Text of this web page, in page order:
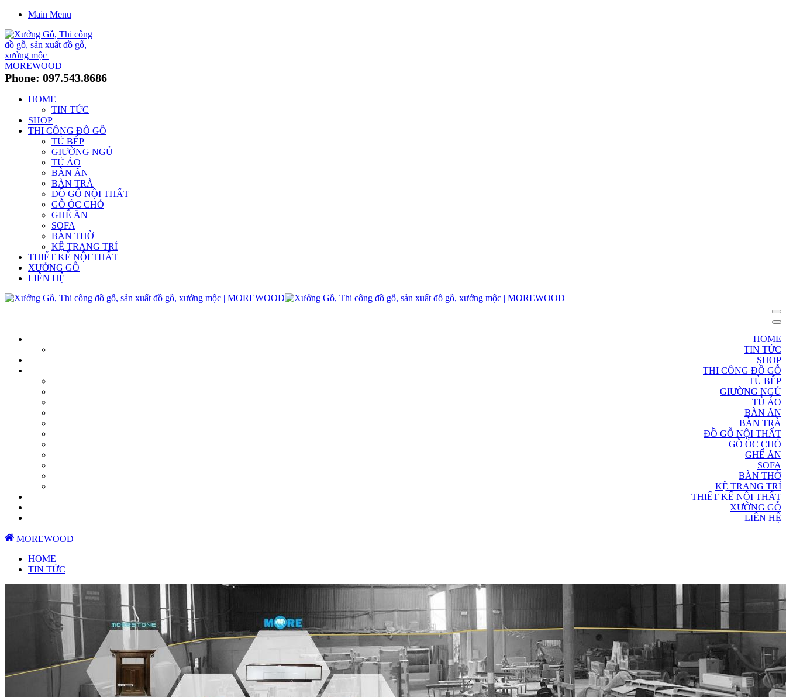
Main Menu
Phone: 097.543.8686
HOME
TIN TỨC
SHOP
THI CÔNG ĐỒ GỖ
TỦ BẾP
GIƯỜNG NGỦ
TỦ ÁO
BÀN ĂN
BÀN TRÀ
ĐỒ GỖ NỘI THẤT
GỖ ÓC CHÓ
GHẾ ĂN
SOFA
BÀN THỜ
KỆ TRANG TRÍ
THIẾT KẾ NỘI THẤT
XƯỞNG GỖ
LIÊN HỆ
HOME
TIN TỨC
SHOP
THI CÔNG ĐỒ GỖ
TỦ BẾP
GIƯỜNG NGỦ
TỦ ÁO
BÀN ĂN
BÀN TRÀ
ĐỒ GỖ NỘI THẤT
GỖ ÓC CHÓ
GHẾ ĂN
SOFA
BÀN THỜ
KỆ TRANG TRÍ
THIẾT KẾ NỘI THẤT
XƯỞNG GỖ
LIÊN HỆ
MOREWOOD
HOME
TIN TỨC